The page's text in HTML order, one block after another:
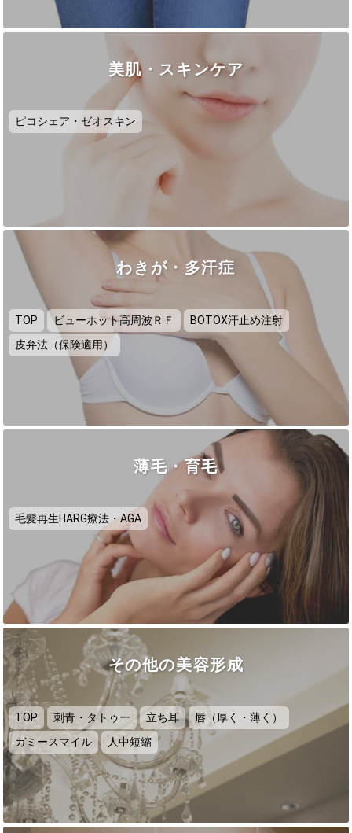
美肌・スキンケア
ピコシェア・ゼオスキン
わきが・多汗症
TOP ビューホット高周波ＲＦ
BOTOX汗止め注射
皮弁法（保険適用）
薄毛・育毛
毛髪再生HARG療法・AGA
その他の美容形成
TOP 刺青・タトゥー 立ち耳
唇（厚く・薄く）
ガミースマイル
人中短縮